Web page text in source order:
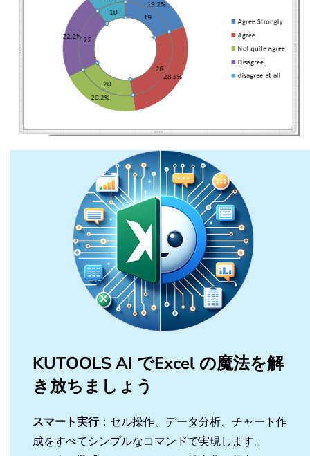
KUTOOLS AI でExcel の魔法を解
き放ちましょう
スマート実行：セル操作、データ分析、チャート作
成をすべてシンプルなコマンドで実現します。